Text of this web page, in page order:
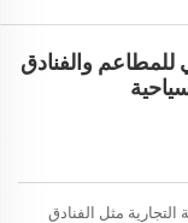
للمطاعم والفنادق
التجارية مثل الفنادق